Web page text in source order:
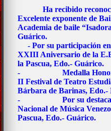
Ha recibido
Excelente exponente de
Academia de baile
Guárico.
- Por su participación en
XXIII Aniversario de la
la Pascua, Edo.- Guárico.
- Medalla Honor al
II Festival de Teatro
Bárbara de Barinas, Edo.-
- Por su destacada
Nacional de Música
Pascua, Edo.- Guárico.